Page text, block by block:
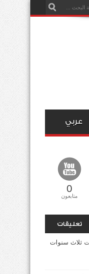
عربي
0
متابعون
تعليقات
ثلاث سنوات